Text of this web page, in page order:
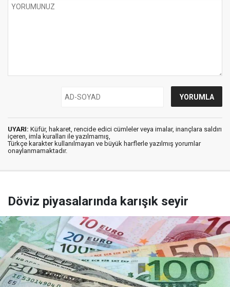
UYARI: Küfür, hakaret, rencide edici cümleler veya imalar, inançlara saldırı
içeren, imla kuralları ile yazılmamış,
Türkçe karakter kullanılmayan ve büyük harflerle yazılmış yorumlar
onaylanmamaktadır.
Döviz piyasalarında karışık seyir